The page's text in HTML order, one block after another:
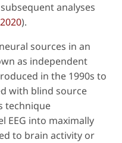
analyses
).
sources in an
as independent
in the 1990s to
with blind source
technique
EEG into maximally
to brain activity or